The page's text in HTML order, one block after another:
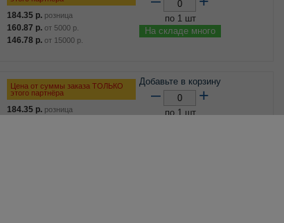
184.35 р. розница
160.87 р. от 5000 р.
146.78 р. от 15000 р.
по 1 шт
На складе много
Цена от суммы заказа ТОЛЬКО
этого партнёра
184.35 р. розница
Добавьте в корзину
– +
по 1 шт